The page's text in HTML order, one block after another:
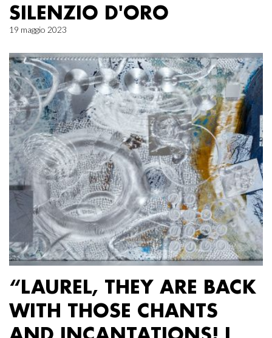
SILENZIO D'ORO
19 maggio 2023
“LAUREL, THEY ARE BACK
WITH THOSE CHANTS